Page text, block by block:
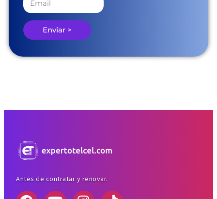
Enviar >
Antes de contratar y renovar.